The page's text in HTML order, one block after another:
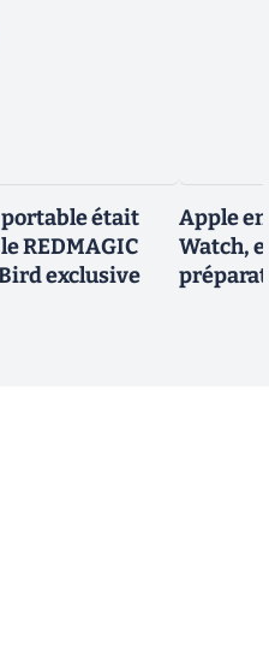
portable était
REDMAGIC
exclusive
Apple
Watch,